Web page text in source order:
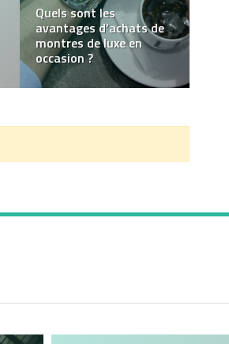
Punaises de lit et
voyages : comment
éviter de les ramener à
la maison ?